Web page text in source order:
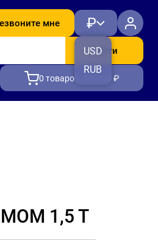
мне ₽
USD
RUB
Найти
0 товаров, на 0.00 ₽
1,5 Т